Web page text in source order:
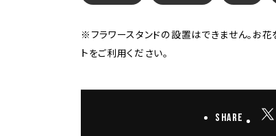
※フラワースタンドの設置はできません。お
トをご利用ください。
Share